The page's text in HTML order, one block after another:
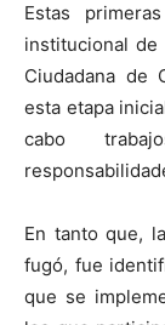
Estas
institucional
Ciudadana de
esta etapa
cabo
En tanto que,
fugó, fue
que se